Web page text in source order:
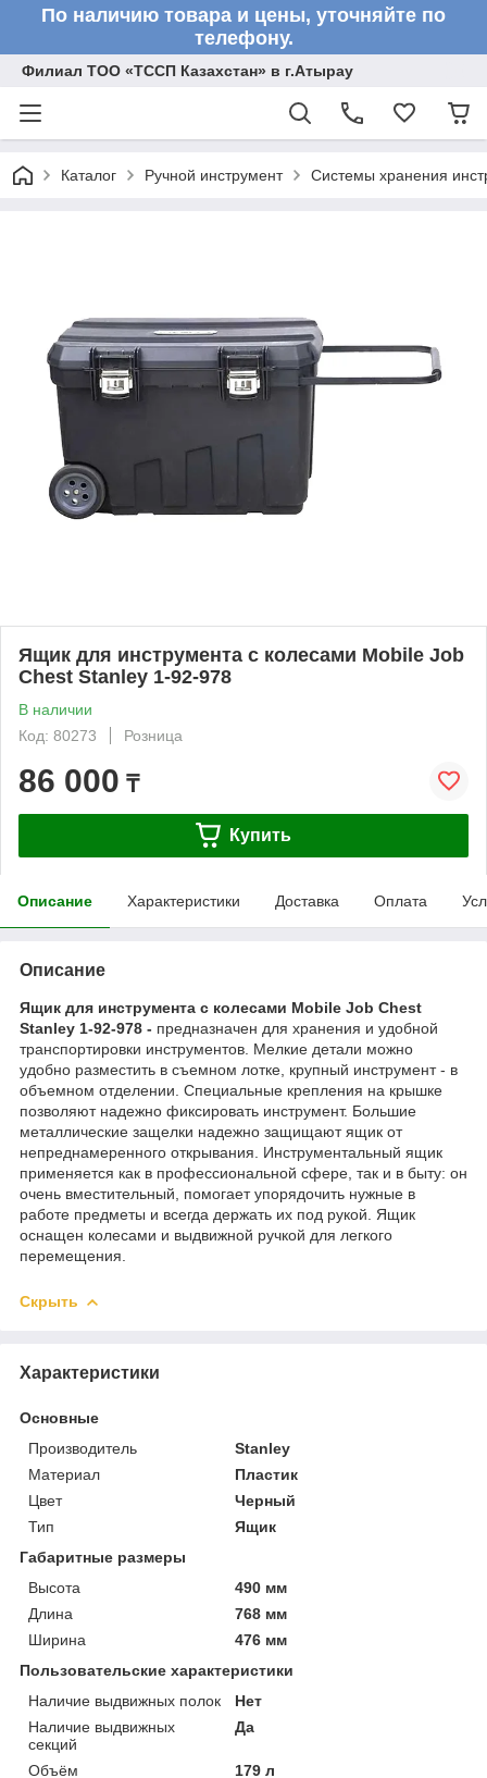
По наличию товара и цены, уточняйте по
телефону.
Филиал ТОО «ТССП Казахстан» в г.Атырау
Каталог Ручной инструмент Системы хранения
Ящик для инструмента с колесами Mobile Job
Chest Stanley 1-92-978
В наличии
Код: 80273
Розница
86 000 ₸
Купить
Описание Характеристики Доставка Оплата
Описание
Ящик для инструмента с колесами Mobile Job Chest
Stanley 1-92-978 - предназначен для хранения и удобной
транспортировки инструментов. Мелкие детали можно
удобно разместить в съемном лотке, крупный инструмент - в
объемном отделении. Специальные крепления на крышке
позволяют надежно фиксировать инструмент. Большие
металлические защелки надежно защищают ящик от
непреднамеренного открывания. Инструментальный ящик
применяется как в профессиональной сфере, так и в быту: он
очень вместительный, помогает упорядочить нужные в
работе предметы и всегда держать их под рукой. Ящик
оснащен колесами и выдвижной ручкой для легкого
перемещения.
Скрыть
Характеристики
Основные
Производитель
Stanley
Материал
Пластик
Цвет
Черный
Тип
Ящик
Габаритные размеры
Высота
490 мм
Длина
768 мм
Ширина
476 мм
Пользовательские характеристики
Наличие выдвижных полок
Нет
Наличие выдвижных
секций
Да
Объём
179 л